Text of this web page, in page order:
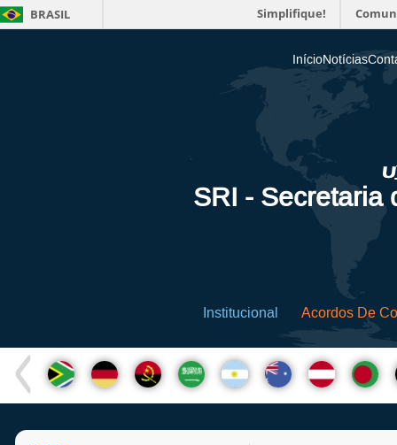
BRASIL Simplifique!
InícioNotícias
SRI - Secretaria
Institucional Acordos De